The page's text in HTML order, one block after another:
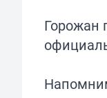
Горожан